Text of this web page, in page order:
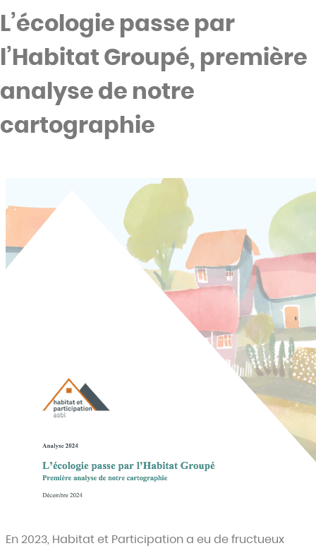
L’écologie passe par
l’Habitat Groupé, première
analyse de notre
cartographie
En 2023, Habitat et Participation a eu de fructueux